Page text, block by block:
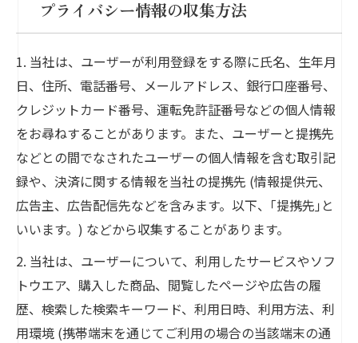
プライバシー情報の収集方法
1. 当社は、ユーザーが利用登録をする際に氏名、生年月
日、住所、電話番号、メールアドレス、銀行口座番号、
クレジットカード番号、運転免許証番号などの個人情報
をお尋ねすることがあります。また、ユーザーと提携先
などとの間でなされたユーザーの個人情報を含む取引記
録や、決済に関する情報を当社の提携先 (情報提供元、
広告主、広告配信先などを含みます。以下、｢提携先｣と
いいます。) などから収集することがあります。
2. 当社は、ユーザーについて、利用したサービスやソフ
トウエア、購入した商品、閲覧したページや広告の履
歴、検索した検索キーワード、利用日時、利用方法、利
用環境 (携帯端末を通じてご利用の場合の当該端末の通